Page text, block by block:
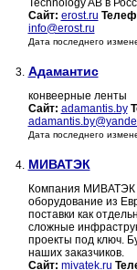
Technology AB в
Сайт: erost.ru
info@erost.ru
Дата последнего
3. Адамантис
конвеерные ленты
Сайт: adamantis.by
Дата последнего
4. МИВАТЭК
Компания МИВАТЭК
оборудование из
поставки как
сложные
проекты под ключ.
наших заказчиков.
Сайт: mivatek.ru